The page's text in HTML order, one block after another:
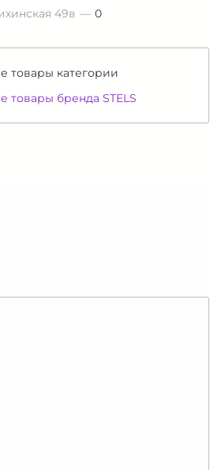
49в
0
товары категории
товары бренда STELS